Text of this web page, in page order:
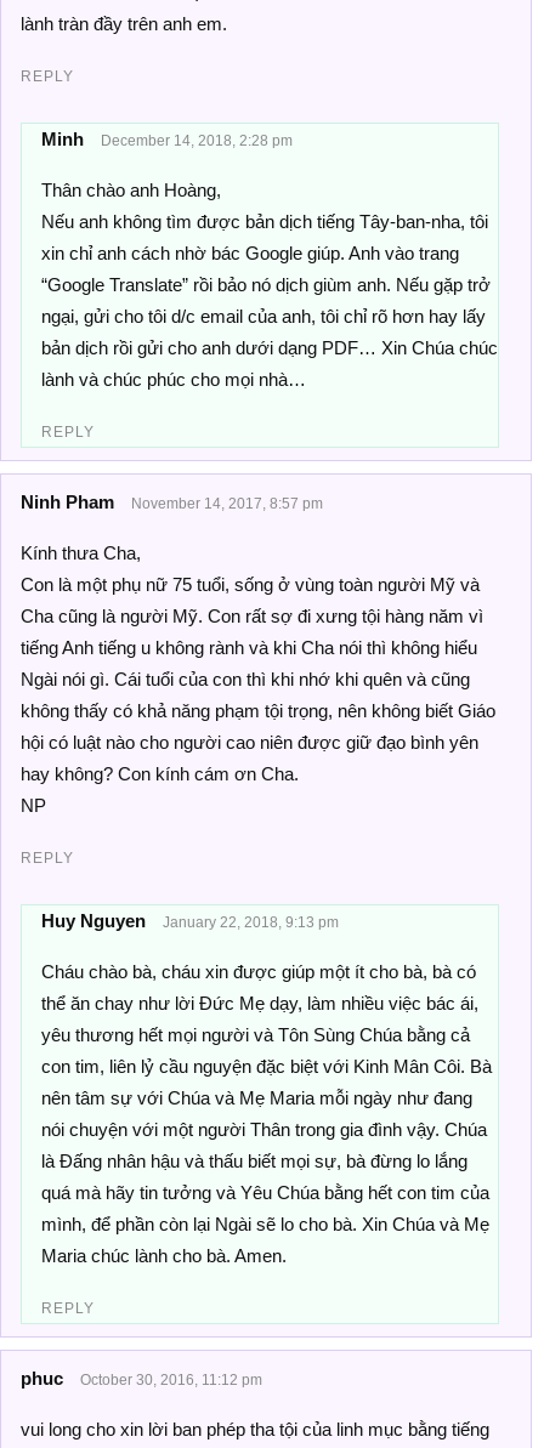
lành tràn đầy trên anh em.
REPLY
Minh December 14, 2018, 2:28 pm
Thân chào anh Hoàng,
Nếu anh không tìm được bản dịch tiếng Tây-ban-nha, tôi
xin chỉ anh cách nhờ bác Google giúp. Anh vào trang
“Google Translate” rồi bảo nó dịch giùm anh. Nếu gặp trở
ngại, gửi cho tôi d/c email của anh, tôi chỉ rõ hơn hay lấy
bản dịch rồi gửi cho anh dưới dạng PDF… Xin Chúa chúc
lành và chúc phúc cho mọi nhà…
REPLY
Ninh Pham November 14, 2017, 8:57 pm
Kính thưa Cha,
Con là một phụ nữ 75 tuổi, sống ở vùng toàn người Mỹ và
Cha cũng là người Mỹ. Con rất sợ đi xưng tội hàng năm vì
tiếng Anh tiếng u không rành và khi Cha nói thì không hiểu
Ngài nói gì. Cái tuổi của con thì khi nhớ khi quên và cũng
không thấy có khả năng phạm tội trọng, nên không biết Giáo
hội có luật nào cho người cao niên được giữ đạo bình yên
hay không? Con kính cám ơn Cha.
NP
REPLY
Huy Nguyen January 22, 2018, 9:13 pm
Cháu chào bà, cháu xin được giúp một ít cho bà, bà có
thể ăn chay như lời Đức Mẹ dạy, làm nhiều việc bác ái,
yêu thương hết mọi người và Tôn Sùng Chúa bằng cả
con tim, liên lỷ cầu nguyện đặc biệt với Kinh Mân Côi. Bà
nên tâm sự với Chúa và Mẹ Maria mỗi ngày như đang
nói chuyện với một người Thân trong gia đình vậy. Chúa
là Đấng nhân hậu và thấu biết mọi sự, bà đừng lo lắng
quá mà hãy tin tưởng và Yêu Chúa bằng hết con tim của
mình, để phần còn lại Ngài sẽ lo cho bà. Xin Chúa và Mẹ
Maria chúc lành cho bà. Amen.
REPLY
phuc October 30, 2016, 11:12 pm
vui long cho xin lời ban phép tha tội của linh mục bằng tiếng